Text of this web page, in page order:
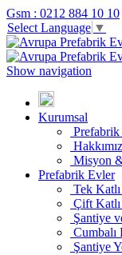
Gsm : 0212 884 10 10
Select Language ▼
Show navigation
Kurumsal
Misyon
Prefabrik Evler
Tek
Çift
Şantiye
Cumbalı
Şantiye